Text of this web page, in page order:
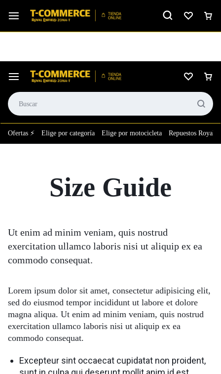
⚙️El taller más grande de LATAM en tu bolsillo. Ver calificación
Ofertas ⚡ Elige por categoría Elige por motocicleta Repuestos Royal
Size Guide
Ut enim ad minim veniam, quis nostrud
exercitation ullamco laboris nisi ut aliquip ex ea
commodo consequat.
Lorem ipsum dolor sit amet, consectetur adipisicing elit,
sed do eiusmod tempor incididunt ut labore et dolore
magna aliqua. Ut enim ad minim veniam, quis nostrud
exercitation ullamco laboris nisi ut aliquip ex ea
commodo consequat.
Excepteur sint occaecat cupidatat non proident,